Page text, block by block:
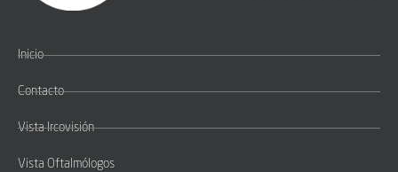
Inicio
Contacto
Vista Ircovisión
Vista Oftalmólogos